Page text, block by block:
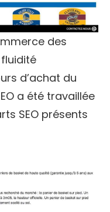
des
d’achat du
a été travaillée
SEO présents